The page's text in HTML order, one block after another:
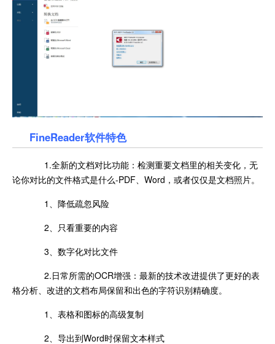
FineReader软件特色
1.全新的文档对比功能：检测重要文档里的相关变化，无
论你对比的文件格式是什么-PDF、Word，或者仅仅是文档照片。
1、降低疏忽风险
2、只看重要的内容
3、数字化对比文件
2.日常所需的OCR增强：最新的技术改进提供了更好的表
格分析、改进的文档布局保留和出色的字符识别精确度。
1、表格和图标的高级复制
2、导出到Word时保留文本样式